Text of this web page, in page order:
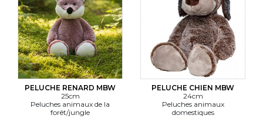
PELUCHE RENARD MBW
25cm
Peluches animaux de la
forêt/jungle
PELUCHE CHIEN MBW
24cm
Peluches animaux
domestiques